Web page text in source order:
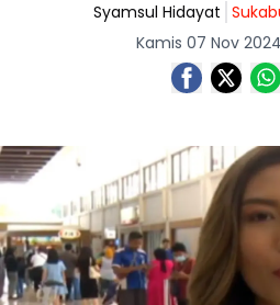
Syamsul Hidayat
Kamis 07 Nov